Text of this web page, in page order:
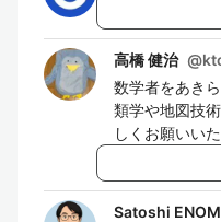
高橋 健治 @
数学者をあき
類学や地図技
しくお願いいた
Satoshi